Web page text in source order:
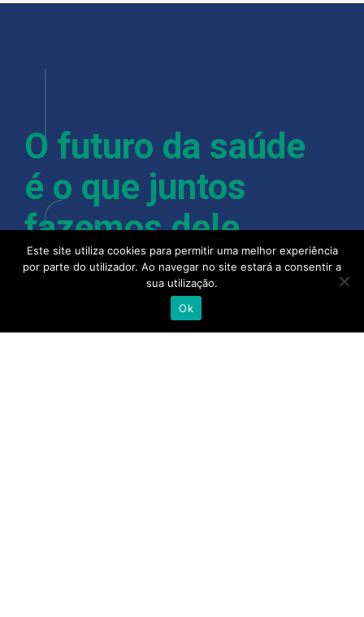
O futuro da saúde
é o que juntos
fazemos dele.
Com mais de 400 colaboradores, instalações em
Lisboa, Porto, Almancil, Castelo Branco, Açores e
Madeira, a Alliance Healthcare e as suas pessoas
Este site utiliza cookies para permitir uma melhor experiência
por parte do utilizador. Ao navegar no site estará a consentir a
sua utilização.
Ok